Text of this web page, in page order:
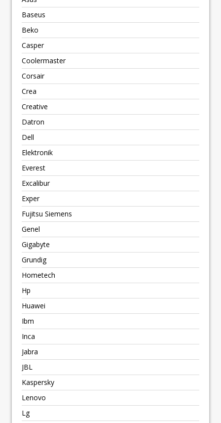
Baseus
Beko
Casper
Coolermaster
Corsair
Crea
Creative
Datron
Dell
Elektronik
Everest
Excalibur
Exper
Fujitsu Siemens
Genel
Gigabyte
Grundig
Hometech
Hp
Huawei
Ibm
Inca
Jabra
JBL
Kaspersky
Lenovo
Lg